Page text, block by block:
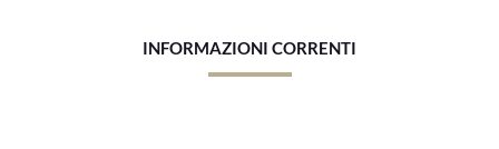
INFORMAZIONI CORRENTI